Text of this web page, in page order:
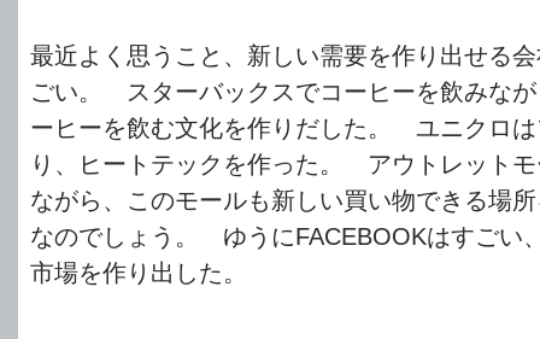
最近よく思うこと、新しい需要を作り出せる
ごい。 スターバックスでコーヒーを飲みな
ーヒーを飲む文化を作りだした。 ユニクロ
り、ヒートテックを作った。 アウトレット
ながら、このモールも新しい買い物できる場
なのでしょう。 ゆうにFACEBOOKはすごい
市場を作り出した。